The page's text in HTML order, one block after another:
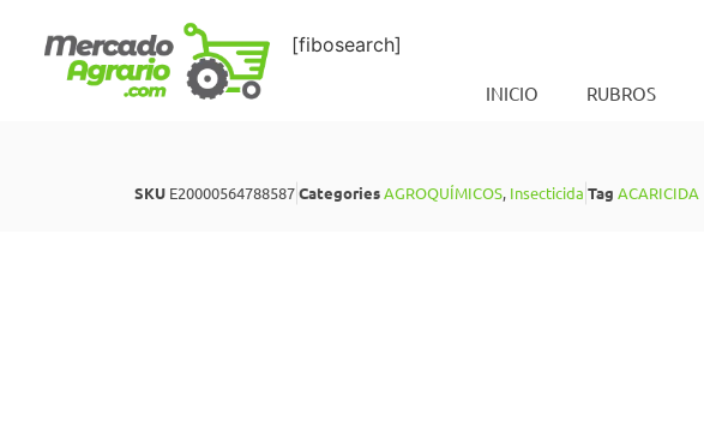
[fibosearch]
INICIO RUBROS
SKU E20000564788587CategoriesAGROQUÍMICOS, Insecticida Tag ACARICIDA